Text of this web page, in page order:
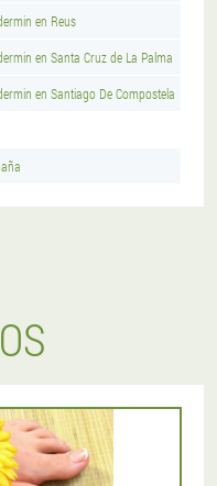
en Reus
en Santa Cruz de La Palma
en Santiago De Compostela